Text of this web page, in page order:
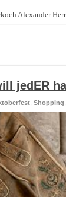
Alexander
der
jedER
,Shopping